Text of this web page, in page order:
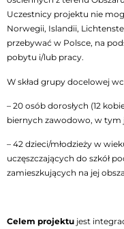
Uczestnicy projektu nie
Norwegii, Islandii,
przebywać w Polsce, na
pobytu i/lub pracy.
W skład grupy docelowej
– 20 osób dorosłych (12
biernych zawodowo, w tym
– 42 dzieci/młodzieży w
uczęszczających do szkół
zamieszkujących na jej
Celem projektu jest